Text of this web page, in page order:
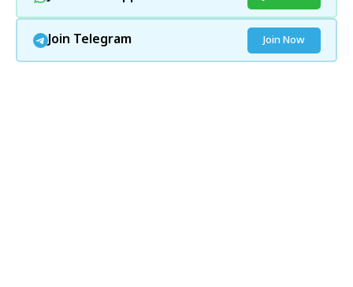
Join Telegram Join Now